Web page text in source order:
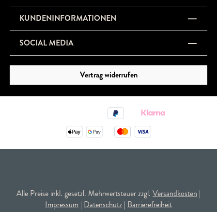
KUNDENINFORMATIONEN
SOCIAL MEDIA
Vertrag widerrufen
Alle Preise inkl. gesetzl. Mehrwertsteuer zzgl. Versandkosten |
Impressum | Datenschutz | Barrierefreiheit